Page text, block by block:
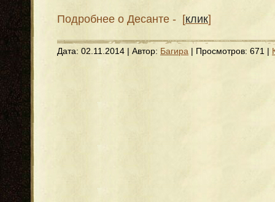
Подробнее о Десанте - [клик]
Дата: 02.11.2014 | Автор: Багира | Просмотров: 671 |